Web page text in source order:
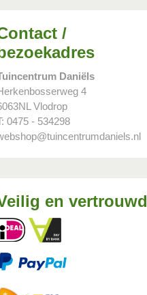
/
Daniëls
4
Vlodrop
0475 - 534298
en vertrouwd